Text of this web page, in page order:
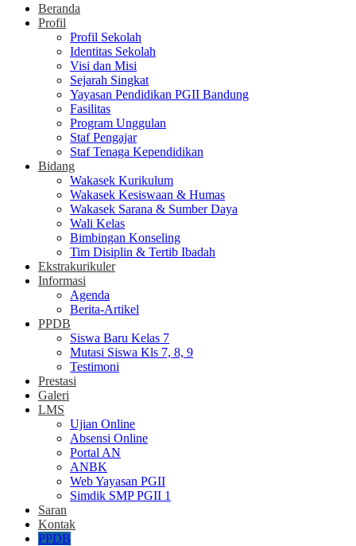
Beranda
Profil
Profil Sekolah
Identitas Sekolah
Visi dan Misi
Sejarah Singkat
Yayasan Pendidikan PGII Bandung
Fasilitas
Program Unggulan
Staf Pengajar
Staf Tenaga Kependidikan
Bidang
Wakasek Kurikulum
Wakasek Kesiswaan & Humas
Wakasek Sarana & Sumber Daya
Wali Kelas
Bimbingan Konseling
Tim Disiplin & Tertib Ibadah
Ekstrakurikuler
Informasi
Agenda
Berita-Artikel
PPDB
Siswa Baru Kelas 7
Mutasi Siswa Kls 7, 8, 9
Testimoni
Prestasi
Galeri
LMS
Ujian Online
Absensi Online
Portal AN
ANBK
Web Yayasan PGII
Simdik SMP PGII 1
Saran
Kontak
PPDB